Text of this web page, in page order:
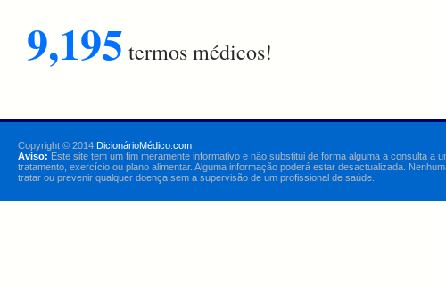
9,195 termos médicos!
Copyright © 2014 DicionárioMédico.com
Aviso: Este site tem um fim meramente informativo e não substitui de forma alguma a consulta
tratamento, exercício ou plano alimentar. Alguma informação poderá estar desactualizada.
tratar ou prevenir qualquer doença sem a supervisão de um profissional de saúde.